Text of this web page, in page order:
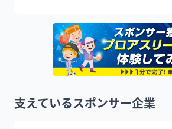
支えているスポンサー企業